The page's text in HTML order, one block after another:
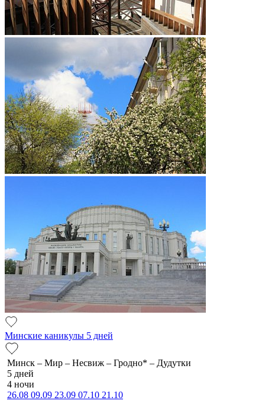
Минские каникулы 5 дней
Минск – Мир – Несвиж – Гродно* – Дудутки
5 дней
4 ночи
26.08 09.09 23.09 07.10 21.10